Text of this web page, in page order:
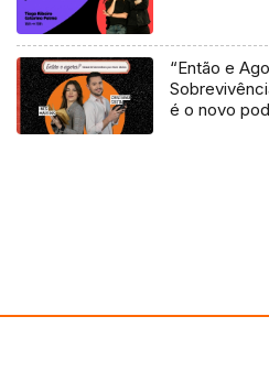
“Então e
é o novo